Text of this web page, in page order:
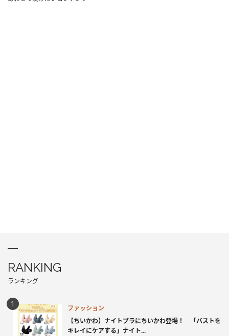
RANKING
ランキング
ファッション
【ちいかわ】ナイトブラにちいかわ登場！ 「バストを
キレイにケアする」ナイト...